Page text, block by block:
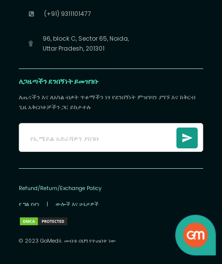
(+91) 9311101477
96, block C, Sector 65, Noida,
Uttar Pradesh, 201301
ለጋዜጣችን ደንበኝነት ይመዝገቡ
ለጤናችን እና ለአካል ብቃት ጥቆማችን ነፃ የደንበኝነት ምዝገባን ያግኙ እና ከቅርብ
ጊዜ አቅርቦቶቻችን ጋር ይከታተሉ
Refund/Return/Exchange Policy
የ ግል የሆነ | ውሎች እና ሁኔታዎች
© 2023 GoMedii. መብቱ በህግ የተጠበቀ ነው